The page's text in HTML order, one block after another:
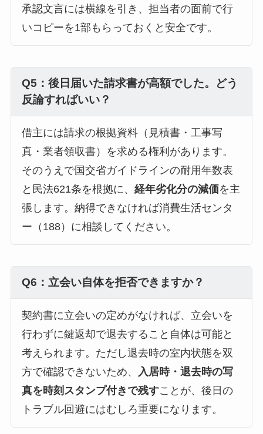
承認文言には横線を引き、担当者の面前で行
いコピーを1部もらっておくと安全です。
Q5：後日届いた請求書が高額でした。どう
反論すればいい？
借主には請求の根拠資料（見積書・工事写
真・業者領収書）を求める権利があります。
そのうえで国交省ガイドラインの耐用年数表
と民法621条を根拠に、 経年劣化分の減価を主
張します。納得できなければ消費生活センタ
ー（188）に相談してください。
Q6：立会い自体を拒否できますか？
契約書に立会いの定めがなければ、立会いを
行わずに鍵返却で退去すること自体は可能と
考えられます。ただし退去時の室内状態を双
方で確認できないため、
入居時・退去時の写
真を時刻スタンプ付きで残すことが、後日の
トラブル回避にはむしろ重要になります。